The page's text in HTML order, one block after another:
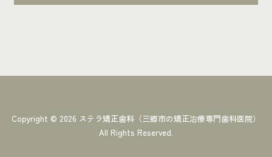
Copyright © 2026 ステラ矯正歯科（三郷市の矯正治療専門歯科医院）
All Rights Reserved.